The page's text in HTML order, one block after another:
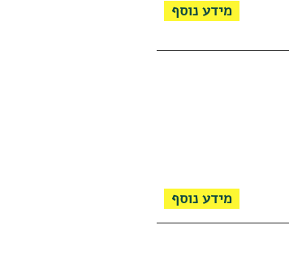
מידע נוסף
מידע נוסף